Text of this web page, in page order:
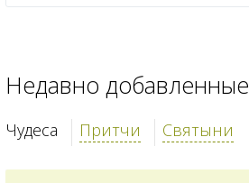
Недавно добавленные
Чудеса Притчи Святыни